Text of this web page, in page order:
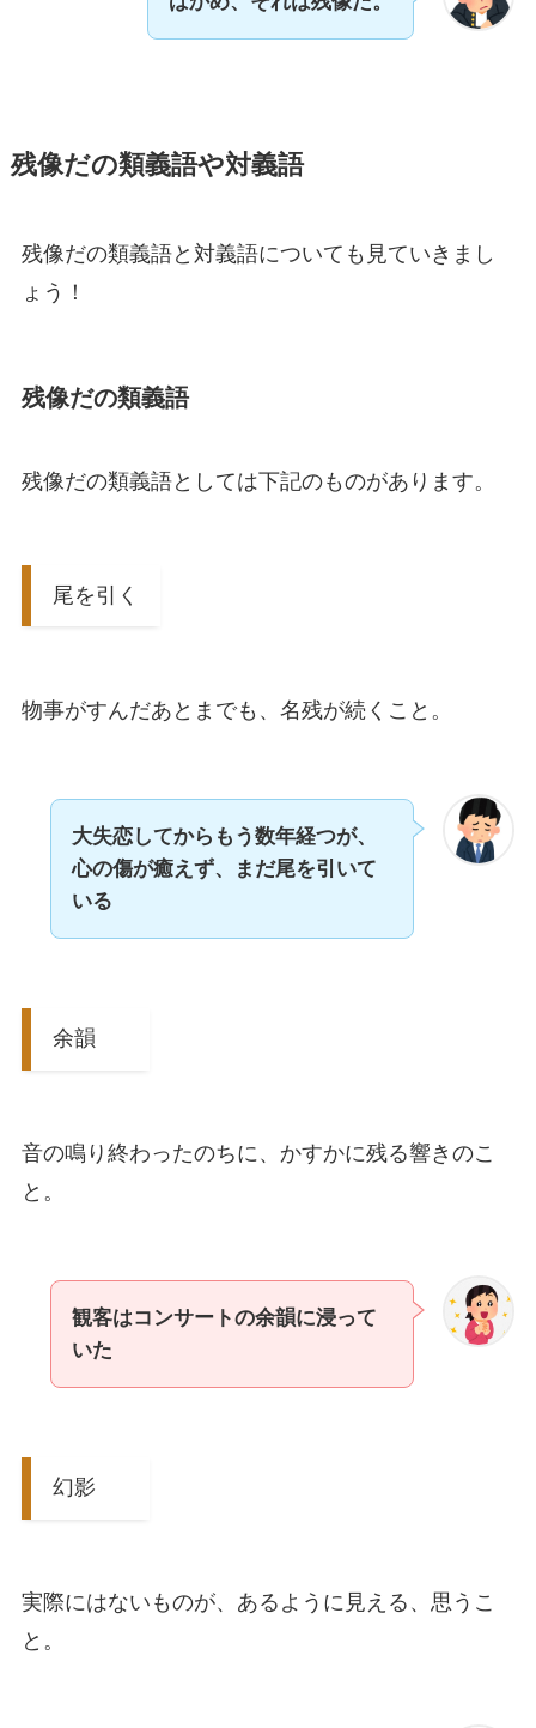
残像だの類義語や対義語
残像だの類義語と対義語についても見ていきまし
ょう！
残像だの類義語
残像だの類義語としては下記のものがあります。
尾を引く
物事がすんだあとまでも、名残が続くこと。
大失恋してからもう数年経つが、
心の傷が癒えず、まだ尾を引いて
いる
余韻
音の鳴り終わったのちに、かすかに残る響きのこ
と。
観客はコンサートの余韻に浸って
いた
幻影
実際にはないものが、あるように見える、思うこ
と。